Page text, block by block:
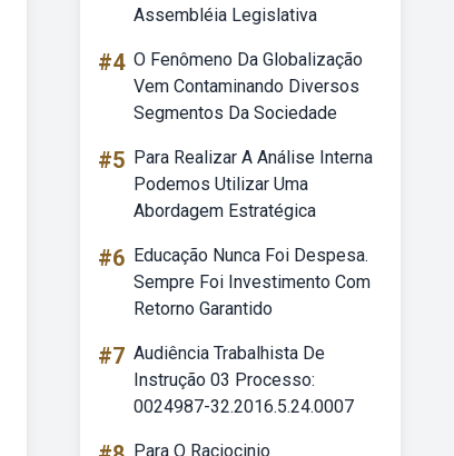
Assembléia Legislativa
#4 O Fenômeno Da Globalização
Vem Contaminando Diversos
Segmentos Da Sociedade
#5 Para Realizar A Análise Interna
Podemos Utilizar Uma
Abordagem Estratégica
#6 Educação Nunca Foi Despesa.
Sempre Foi Investimento Com
Retorno Garantido
#7 Audiência Trabalhista De
Instrução 03 Processo:
0024987-32.2016.5.24.0007
Para O Raciocinio